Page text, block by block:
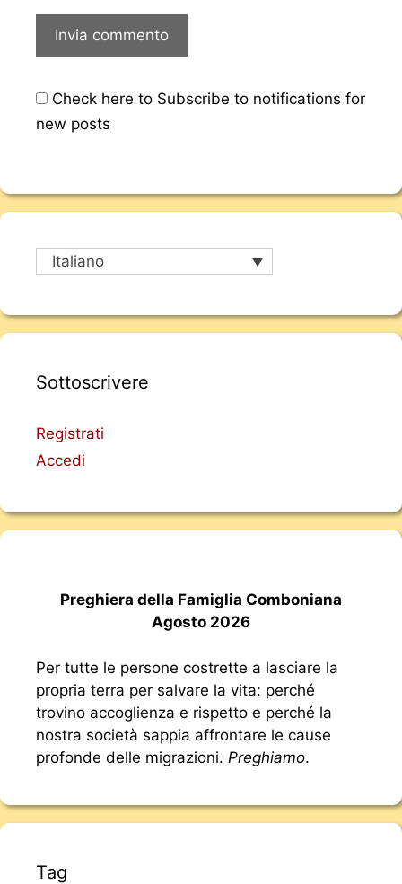
Check here to Subscribe to notifications for
new posts
Italiano
Sottoscrivere
Registrati
Accedi
Preghiera della Famiglia Comboniana
Agosto 2026
Per tutte le persone costrette a lasciare la
propria terra per salvare la vita: perché
trovino accoglienza e rispetto e perché la
nostra società sappia affrontare le cause
profonde delle migrazioni. Preghiamo.
Tag